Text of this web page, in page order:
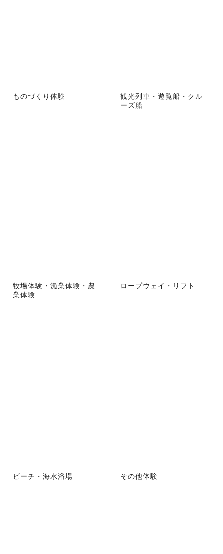
ものづくり体験
観光列車・遊覧船・クル
ーズ船
牧場体験・漁業体験・農
業体験
ロープウェイ・リフト
ビーチ・海水浴場 その他体験